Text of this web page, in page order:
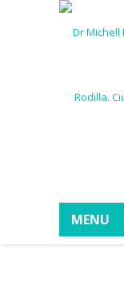
MENU